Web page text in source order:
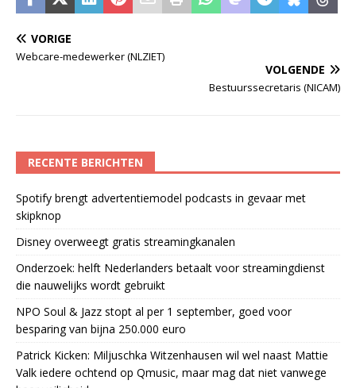
VORIGE
Webcare-medewerker (NLZIET)
VOLGENDE
Bestuurssecretaris (NICAM)
RECENTE BERICHTEN
Spotify brengt advertentiemodel podcasts in gevaar met
skipknop
Disney overweegt gratis streamingkanalen
Onderzoek: helft Nederlanders betaalt voor streamingdienst
die nauwelijks wordt gebruikt
NPO Soul & Jazz stopt al per 1 september, goed voor
besparing van bijna 250.000 euro
Patrick Kicken: Miljuschka Witzenhausen wil wel naast Mattie
Valk iedere ochtend op Qmusic, maar mag dat niet vanwege